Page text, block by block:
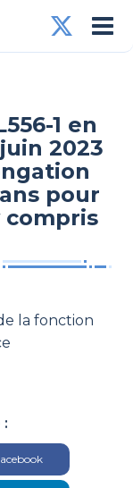
1 en
2023
pour
compris
la fonction